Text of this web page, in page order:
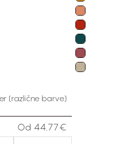
(različne barve)
Od 44.77€